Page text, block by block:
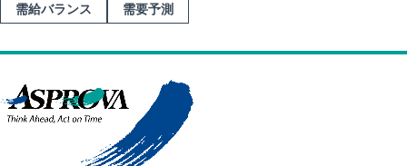
需給バランス
需要予測